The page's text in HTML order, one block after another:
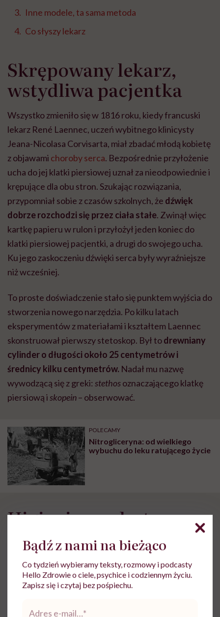
Inne modele, ta sama metoda
Co słyszy lekarz
Skrępowany lekarz,
wstydliwa pacjentka
Wszystko zmieniło się w 1816 roku, kiedy francuski
lekarz René Laennec, uczeń wybitnego klinicysty
Jeana-Nicolasa Corvisarta, miał zbadać młodą kobietę
z objawami choroby serca. Bezpośrednie przyłożenie
ucha do jej klatki piersiowej uznał za nieodpowiednie i
krępujące dla obu stron. Szukając rozwiązania,
przypomniał sobie z czasów szkolnych, że dźwięk
dobrze rozchodzi się przez ciała stałe. Zwinął więc
kartkę papieru w rulon i przyłożył jeden koniec do
klatki piersiowej pacjentki, a drugi do swojego ucha.
Ku jego zaskoczeniu dźwięki serca były wyraźniejsze
niż wcześniej.
To proste doświadczenie stało się punktem wyjścia do
stworzenia nowego narzędzia. Po kilku latach
eksperymentów z materiałami i kształtem Laennec
skonstruował pierwszy stetoskop. Był todrewniany
cylinder o długości około 25 centymetrów i
średnicy kilku centymetrów. Nadał mu nazwę
wywodzącą się z greki: stethosoznaczającego klatkę
piersiową iskopein– obserwować.
POLECAMY
Nitrogliceryna: od wielkiego
wybuchu do leku ratującego życie
Higieniczny dystans
Nowe urządzenie nie tylko ułatwiało badanie, ale też
lekarz zyskiwał pewien dystans wobec pacjenta, co w
realiach XIX wieku, przy niskim poziomie higieny i
tylko praktyczne, ale i psychologiczne.
Bądź z nami na bieżąco
Co tydzień wybieramy teksty, rozmowy i podcasty
Hello Zdrowie o ciele, psychice i codziennym życiu.
Zapisz się i czytaj bez pośpiechu.